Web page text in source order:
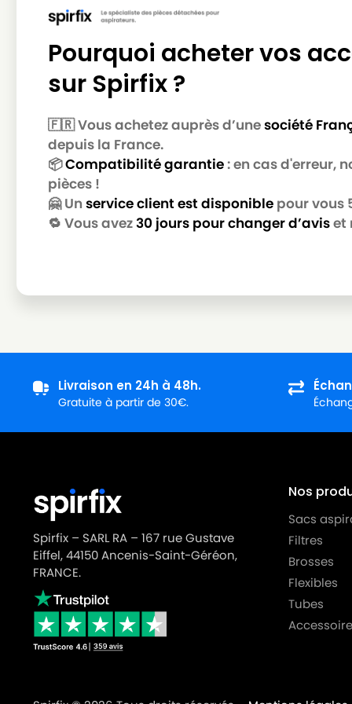
MIELE
MIELE ALLERGY CONTROL 2200
MIELE
MIELE ALLERGY CONTROL 800
MIELE
MIELE ALLERGY CONTROL BR
MIELE
MIELE
MIELE ALLERGY CONTROL PLUS
MIELE
MIELE ALLERGY CONTROL S600
MIELE
MIELE
MIELE
MIELE ALLERGY HEPA PLUSS718
MIELE
MIELE
MIELE
MIELE ALLERVAC
Pourquoi acheter vos
sur Spirfix ?
🇫🇷 Vous achetez auprès d’unesociété
depuis la France.
📦Compatibilité garantie: en cas d'erreur,
pièces !
🤗 Un service client est disponible pour vous
🔁 Vous avez30 jours pour changer d’aviset
Livraison en 24h à 48h.
Gratuite à partir de 30€.
Spirfix – SARL RA – 167 rue Gustave
Eiffel, 44150 Ancenis-Saint-Géréon,
FRANCE.
Nos
Sacs
Filtres
Brosses
Flexibles
Tubes